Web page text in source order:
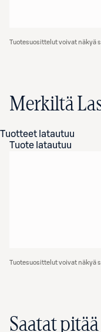
Tuotesuosittelut voivat näkyä
Merkiltä
Tuotteet latautuu
Tuote latautuu
Tuotesuosittelut voivat näkyä
Saatat